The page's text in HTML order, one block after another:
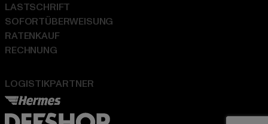
LOGISTIKPARTNER
LASTSCHRIFT
SOFORTÜBERWEISUNG
RATENKAUF
RECHNUNG